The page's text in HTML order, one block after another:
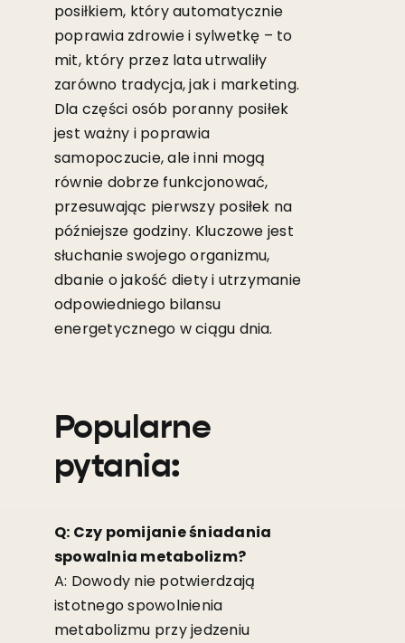
posiłkiem, który automatycznie
poprawia zdrowie i sylwetkę – to
mit, który przez lata utrwaliły
zarówno tradycja, jak i marketing.
Dla części osób poranny posiłek
jest ważny i poprawia
samopoczucie, ale inni mogą
równie dobrze funkcjonować,
przesuwając pierwszy posiłek na
późniejsze godziny. Kluczowe jest
słuchanie swojego organizmu,
dbanie o jakość diety i utrzymanie
odpowiedniego bilansu
energetycznego w ciągu dnia.
Popularne
pytania:
Q: Czy pomijanie śniadania
spowalnia metabolizm?
A: Dowody nie potwierdzają
istotnego spowolnienia
metabolizmu przy jedzeniu